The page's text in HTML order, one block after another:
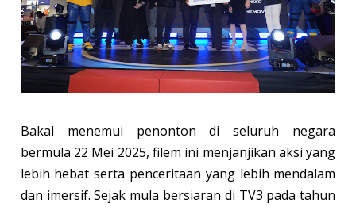
Bakal menemui penonton di seluruh negara
bermula 22 Mei 2025, filem ini menjanjikan aksi yang
lebih hebat serta penceritaan yang lebih mendalam
dan imersif. Sejak mula bersiaran di TV3 pada tahun